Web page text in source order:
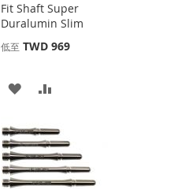
Fit Shaft Super
Duralumin Slim
低至 TWD 969
添
到
收
並
比